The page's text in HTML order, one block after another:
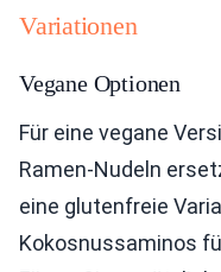
Variationen
Vegane Optionen
Für eine vegane
Ramen-Nudeln
eine glutenfreie
Kokosnussaminos